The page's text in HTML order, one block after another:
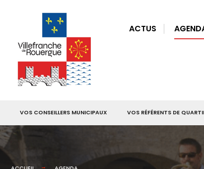
ACTUS
VOS CONSEILLERS MUNICIPAUX VOS RÉFÉRENTS DE